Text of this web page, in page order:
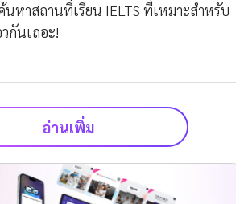
นหาสถานที่เรียน IELTS ที่เหมาะสำหรับ
กันเถอะ!
อ่านเพิ่ม